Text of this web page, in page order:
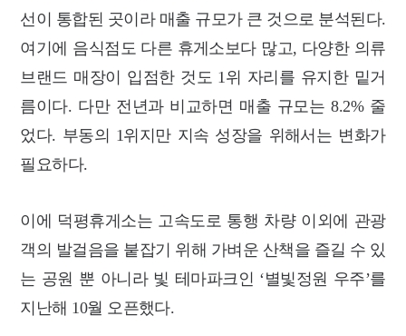
선이 통합된 곳이라 매출 규모가 큰 것으로 분석된다.
여기에 음식점도 다른 휴게소보다 많고, 다양한 의류
브랜드 매장이 입점한 것도 1위 자리를 유지한 밑거
름이다. 다만 전년과 비교하면 매출 규모는 8.2% 줄
었다. 부동의 1위지만 지속 성장을 위해서는 변화가
필요하다.
이에 덕평휴게소는 고속도로 통행 차량 이외에 관광
객의 발걸음을 붙잡기 위해 가벼운 산책을 즐길 수 있
는 공원 뿐 아니라 빛 테마파크인 ‘별빛정원 우주’를
지난해 10월 오픈했다.